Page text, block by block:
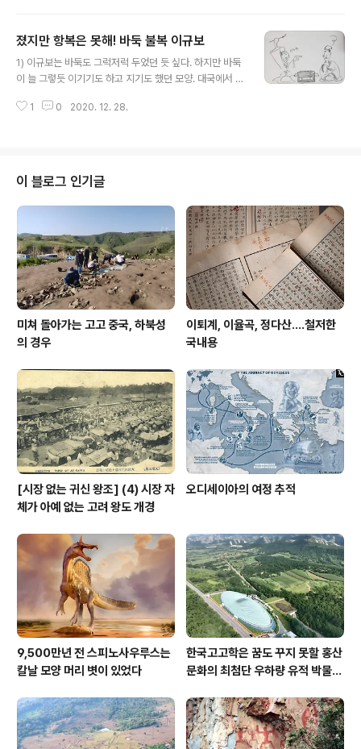
그 쓰임 끝이 없도다 사람들 적당히 거두지 않고 바닥을 드
러내야 그만둔다 네가 죽지 않는다면 인욕이 어찌 그치랴
ㅡ 전집 권19, 찬, "꿀벌찬"
졌지만 항복은 못해! 바둑 불복 이규보
1) 이규보는 바둑도 그럭저럭 두었던 듯 싶다. 하지만 바둑
이 늘 그렇듯 이기기도 하고 지기도 했던 모양. 대국에서 한
른'이라 한 걸 보면 연장자였던 것 같은데, 먼저 시를 지어
快戰決雄雌 이겼다고 무쌍의 솜씨라 자부하시지만 / 捷
來雖負無雙手 졌다고 어찌 한 번 이길 기회 잊겠소 / 敗
去寧忘借一期 왕방처럼 맹렬한 들불을 놓으려 하니 / 欲
放王逄橫野火 도개처럼 바람에 흔들리는 방망이가 되지
나 마오 / 莫成到漑兀風椎 그대에게 묻나니 이미 판가름
났다고 항복하랴 / 問君已辦降旗不 이야말..
1 0 2020. 12. 28.
이 블로그 인기글
미쳐 돌아가는 고고 중국, 하북성
의 경우
이퇴계, 이율곡, 정다산....철저한
국내용
[시장 없는 귀신 왕조] (4) 시장 자
체가 아예 없는 고려 왕도 개경
오디세이아의 여정 추적
9,500만년 전 스피노사우루스는
칼날 모양 머리 볏이 있었다
한국고고학은 꿈도 꾸지 못할 홍산
문화의 최첨단 우하량 유적 박물관